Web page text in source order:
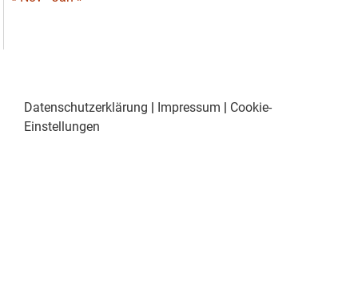
Datenschutzerklärung | Impressum | Cookie-
Einstellungen